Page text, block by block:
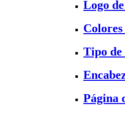
Logo
Tipo
Página